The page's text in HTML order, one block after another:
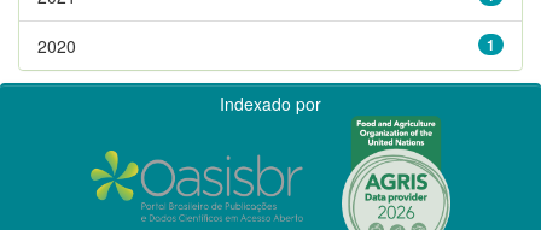
1
2020
Indexado por